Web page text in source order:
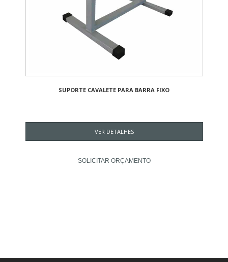
SUPORTE CAVALETE PARA BARRA FIXO
VER DETALHES
SOLICITAR ORÇAMENTO